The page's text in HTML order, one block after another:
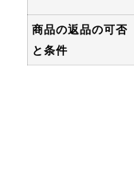
商品の返品の可否
と条件